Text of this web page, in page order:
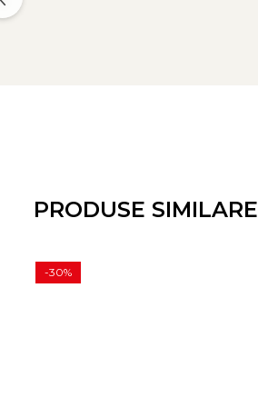
PRODUSE SIMILARE
-30%